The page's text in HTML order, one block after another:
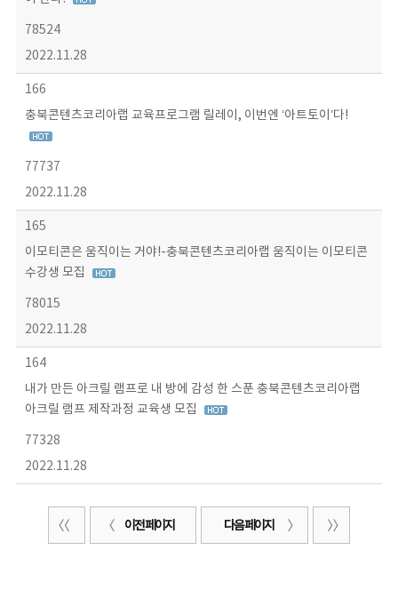
78524
2022.11.28
166
충북콘텐츠코리아랩 교육프로그램 릴레이, 이번엔 ‘아트토이’다!
77737
2022.11.28
165
이모티콘은 움직이는 거야!-충북콘텐츠코리아랩 움직이는 이모티콘
수강생 모집
78015
2022.11.28
164
내가 만든 아크릴 램프로 내 방에 감성 한 스푼 충북콘텐츠코리아랩
아크릴 램프 제작과정 교육생 모집
77328
2022.11.28
이전 페이지 다음 페이지